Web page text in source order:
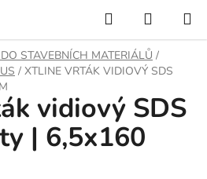
Hledat
KOŠÍK
STAVEBNÍCH MATERIÁLŮ /
/ XTLINE VRTÁK VIDIOVÝ SDS
vidiový SDS
| 6,5x160